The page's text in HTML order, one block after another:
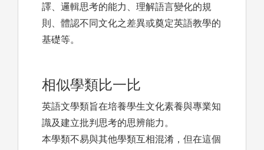
譯、邏輯思考的能力、理解語言變化的規
則、體認不同文化之差異或奠定英語教學的
基礎等。
相似學類比一比
英語文學類旨在培養學生文化素養與專業知
識及建立批判思考的思辨能力。
本學類不易與其他學類互相混淆，但在這個